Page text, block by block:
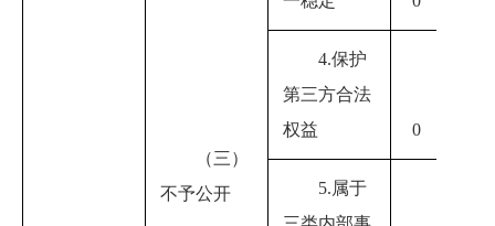
（三）
不予公开
4.保护
第三方合法
权益
0
5.属于